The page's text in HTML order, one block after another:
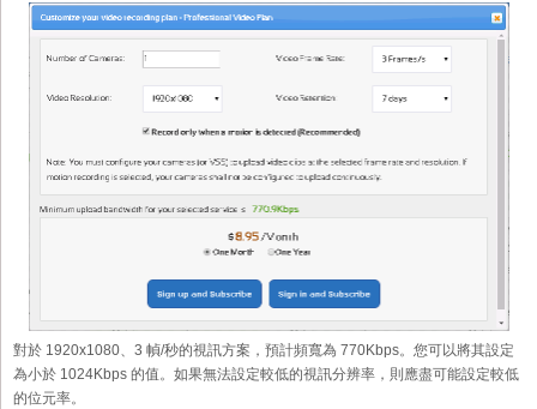
對於 1920x1080、3 幀/秒的視訊方案，預計頻寬為 770Kbps。您可以將其設定
為小於 1024Kbps 的值。如果無法設定較低的視訊分辨率，則應盡可能設定較低
的位元率。